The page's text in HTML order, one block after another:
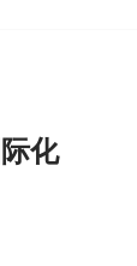
化